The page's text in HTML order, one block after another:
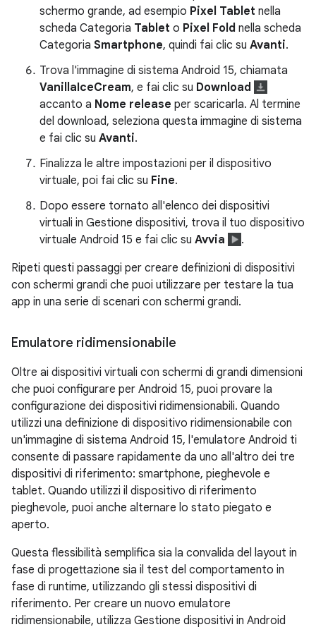
schermo grande, ad esempio Pixel Tablet nella
scheda Categoria Tablet o Pixel Fold nella scheda
Categoria Smartphone, quindi fai clic su Avanti.
Trova l'immagine di sistema Android 15, chiamata
VanillaIceCream, e fai clic su Download
accanto a Nome release per scaricarla. Al termine
del download, seleziona questa immagine di sistema
e fai clic su Avanti.
Finalizza le altre impostazioni per il dispositivo
virtuale, poi fai clic su Fine.
Dopo essere tornato all'elenco dei dispositivi
virtuali in Gestione dispositivi, trova il tuo dispositivo
virtuale Android 15 e fai clic su Avvia
.
Ripeti questi passaggi per creare definizioni di dispositivi
con schermi grandi che puoi utilizzare per testare la tua
app in una serie di scenari con schermi grandi.
Emulatore ridimensionabile
Oltre ai dispositivi virtuali con schermi di grandi dimensioni
che puoi configurare per Android 15, puoi provare la
configurazione dei dispositivi ridimensionabili. Quando
utilizzi una definizione di dispositivo ridimensionabile con
un'immagine di sistema Android 15, l'emulatore Android ti
consente di passare rapidamente da uno all'altro dei tre
dispositivi di riferimento: smartphone, pieghevole e
tablet. Quando utilizzi il dispositivo di riferimento
pieghevole, puoi anche alternare lo stato piegato e
aperto.
Questa flessibilità semplifica sia la convalida del layout in
fase di progettazione sia il test del comportamento in
fase di runtime, utilizzando gli stessi dispositivi di
riferimento. Per creare un nuovo emulatore
ridimensionabile, utilizza Gestione dispositivi in Android